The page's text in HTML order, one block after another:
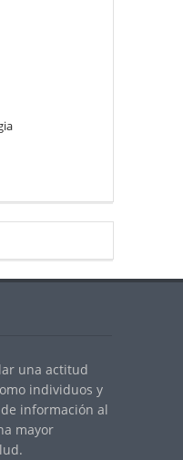
una actitud
individuos y
información al
mayor